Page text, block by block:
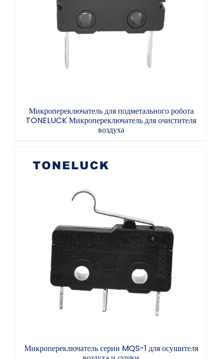
Микропереключатель для подметального
робота TONELUCK Микропереключатель для
очистителя воздуха
Микропереключатель для подметального робота
TONELUCK Микропереключатель для очистителя
воздуха
Микропереключатель серии MQS-1 для
осушителя воздуха и сушки
Микропереключатель серии MQS-1 для осушителя